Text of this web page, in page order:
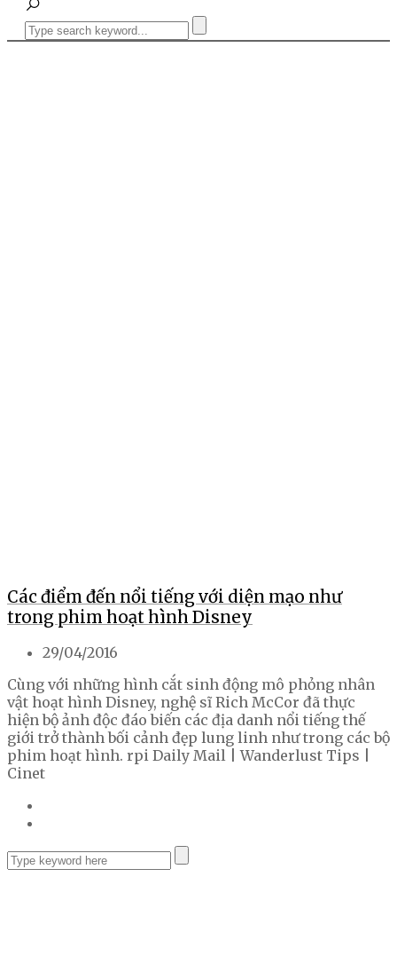
Các điểm đến nổi tiếng với diện mạo như
trong phim hoạt hình Disney
29/04/2016
Cùng với những hình cắt sinh động mô phỏng nhân
vật hoạt hình Disney, nghệ sĩ Rich McCor đã thực
hiện bộ ảnh độc đáo biến các địa danh nổi tiếng thế
giới trở thành bối cảnh đẹp lung linh như trong các bộ
phim hoạt hình. rpi Daily Mail | Wanderlust Tips |
Cinet